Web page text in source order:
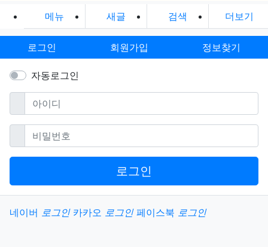
메뉴 새글 검색 더보기
로그인 회원가입 정보찾기
자동로그인
아이디필수
비밀번호필수
로그인
소셜계정으로 로그인
네이버 로그인 카카오 로그인 페이스북 로그인